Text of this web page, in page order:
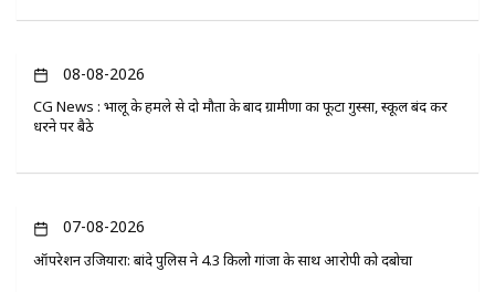
08-08-2026
CG News : भालू के हमले से दो मौतों के बाद ग्रामीणों का फूटा गुस्सा, स्कूल बंद कर
धरने पर बैठे
07-08-2026
ऑपरेशन उजियारा: बांदे पुलिस ने 4.3 किलो गांजा के साथ आरोपी को दबोचा